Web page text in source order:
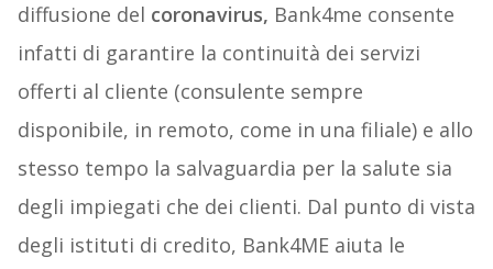
diffusione del coronavirus, Bank4me consente
infatti di garantire la continuità dei servizi
offerti al cliente (consulente sempre
disponibile, in remoto, come in una filiale) e allo
stesso tempo la salvaguardia per la salute sia
degli impiegati che dei clienti. Dal punto di vista
degli istituti di credito, Bank4ME aiuta le